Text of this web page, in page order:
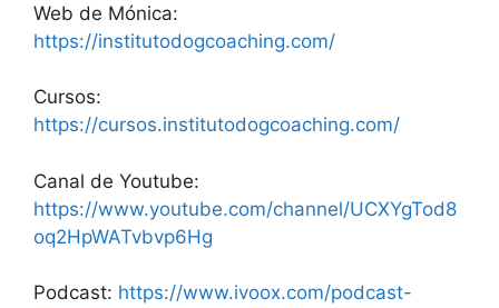
Web de Mónica:
https://institutodogcoaching.com/
Cursos:
https://cursos.institutodogcoaching.com/
Canal de Youtube:
https://www.youtube.com/channel/UCXYgTod8
oq2HpWATvbvp6Hg
Podcast: https://www.ivoox.com/podcast-